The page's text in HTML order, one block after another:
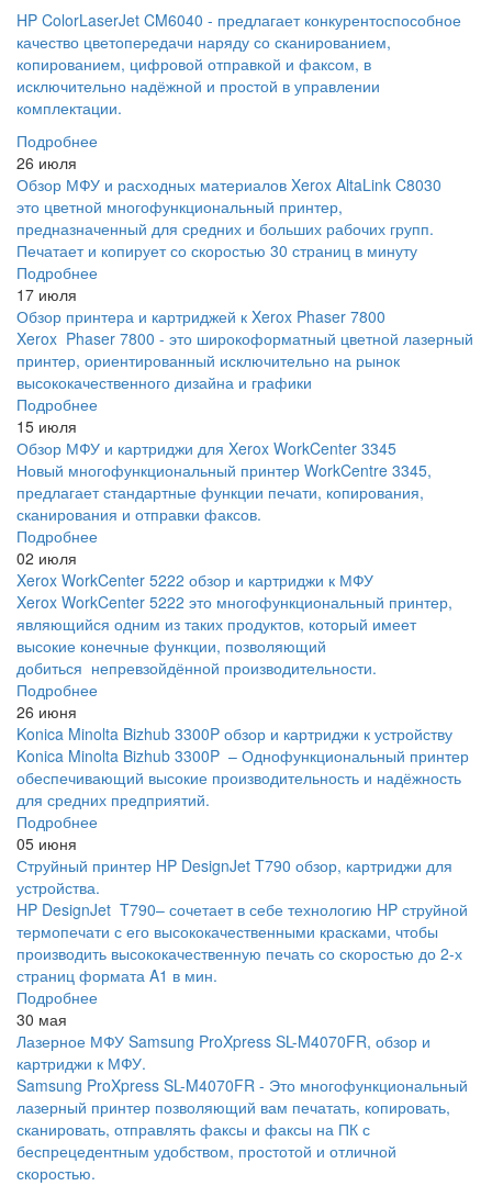
HP ColorLaserJet CM6040 - предлагает конкурентоспособное
качество цветопередачи наряду со сканированием,
копированием, цифровой отправкой и факсом, в
исключительно надёжной и простой в управлении
комплектации.
Подробнее
26 июля
Обзор МФУ и расходных материалов Xerox AltaLink C8030
это цветной многофункциональный принтер,
предназначенный для средних и больших рабочих групп.
Печатает и копирует со скоростью 30 страниц в минуту
Подробнее
17 июля
Обзор принтера и картриджей к Xerox Phaser 7800
Xerox Phaser 7800 - это широкоформатный цветной лазерный
принтер, ориентированный исключительно на рынок
высококачественного дизайна и графики
Подробнее
15 июля
Обзор МФУ и картриджи для Xerox WorkCenter 3345
Новый многофункциональный принтер WorkCentre 3345,
предлагает стандартные функции печати, копирования,
сканирования и отправки факсов.
Подробнее
02 июля
Xerox WorkCenter 5222 обзор и картриджи к МФУ
Xerox WorkCenter 5222 это многофункциональный принтер,
являющийся одним из таких продуктов, который имеет
высокие конечные функции, позволяющий
добиться непревзойдённой производительности.
Подробнее
26 июня
Konica Minolta Bizhub 3300P обзор и картриджи к устройству
Konica Minolta Bizhub 3300P – Однофункциональный принтер
обеспечивающий высокие производительность и надёжность
для средних предприятий.
Подробнее
05 июня
Струйный принтер HP DesignJet T790 обзор, картриджи для
устройства.
HP DesignJet T790– сочетает в себе технологию HP струйной
термопечати с его высококачественными красками, чтобы
производить высококачественную печать со скоростью до 2-х
страниц формата A1 в мин.
Подробнее
30 мая
Лазерное МФУ Samsung ProXpress SL-M4070FR, обзор и
картриджи к МФУ.
Samsung ProXpress SL-M4070FR - Это многофункциональный
лазерный принтер позволяющий вам печатать, копировать,
сканировать, отправлять факсы и факсы на ПК с
беспрецедентным удобством, простотой и отличной
скоростью.